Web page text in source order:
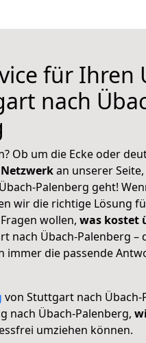
für Ihren
nach
Ob um die Ecke oder
an unserer
Palenberg geht!
wir die richtige Lösung
wollen, was kostet
nach Übach-Palenberg –
immer die passende
von Stuttgart nach
nach Übach-Palenberg,
umziehen können.